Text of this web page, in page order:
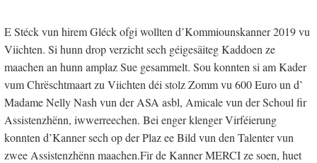
E Stéck vun hirem Gléck ofgi wollten d’Kommiounskanner 2019 vu
Viichten. Si hunn drop verzicht sech géigesäiteg Kaddoen ze
maachen an hunn amplaz Sue gesammelt. Sou konnten si am Kader
vum Chrëschtmaart zu Viichten déi stolz Zomm vu 600 Euro un d’
Madame Nelly Nash vun der ASA asbl, Amicale vun der Schoul fir
Assistenzhënn, iwwerreechen. Bei enger klenger Virféierung
konnten d’Kanner sech op der Plaz ee Bild vun den Talenter vun
zwee Assistenzhënn maachen.Fir de Kanner MERCI ze soen, huet